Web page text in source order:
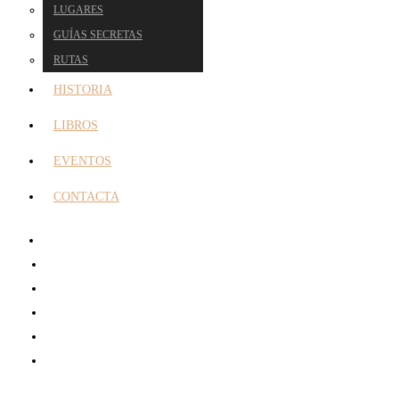
LUGARES
GUÍAS SECRETAS
RUTAS
HISTORIA
LIBROS
EVENTOS
CONTACTA